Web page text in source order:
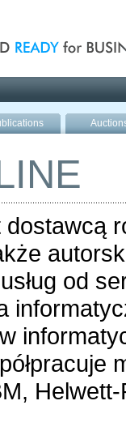
dostawcą
od